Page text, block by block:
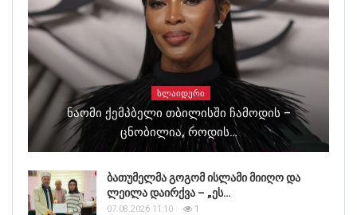
ᲡᲚᲐᲘᲓᲔᲠᲘ
Ნაომი Ქემპბელი Თბილისში Ჩამოდის –
Ცნობილია, Როდის…
ბათუმელმა გოგომ ისლამი მიიღო და
ლეილა დაირქვა – „ეს…
07.08.2026 11:10 1